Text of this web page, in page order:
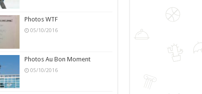
Photos WTF
05/10/2016
Photos Au Bon Moment
05/10/2016